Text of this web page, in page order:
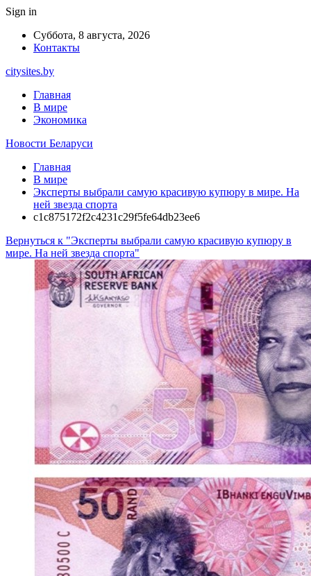
Sign in
Суббота, 8 августа, 2026
Контакты
citysites.by
Главная
В мире
Экономика
Новости Беларуси
Главная
В мире
Эксперты выбрали самую красивую купюру в мире. На
ней звезда спорта
c1c875172f2c4231c29f5fe64db23ee6
Вернуться к "Эксперты выбрали самую красивую купюру в
мире. На ней звезда спорта"